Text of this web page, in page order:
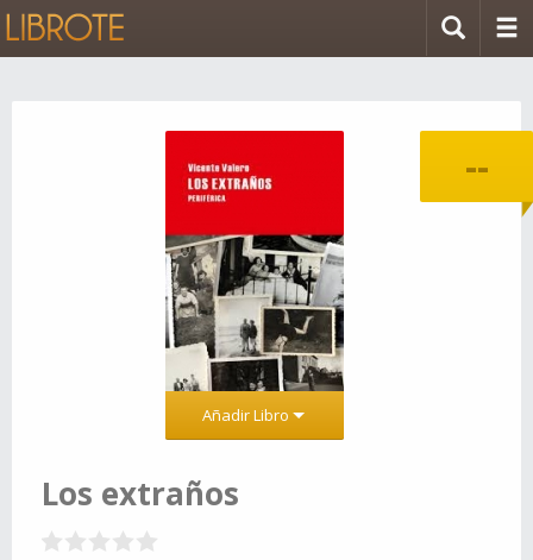
--
Añadir Libro
Los extraños